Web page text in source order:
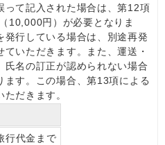
って記入された場合は、第12項
10,000円）が必要となりま
発行している場合は、別途再発
いただきます。また、運送・
氏名の訂正が認められない場合
ます。この場合、第13項による
だきます。
行代金まで